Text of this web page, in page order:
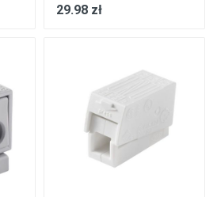
29.98 zł